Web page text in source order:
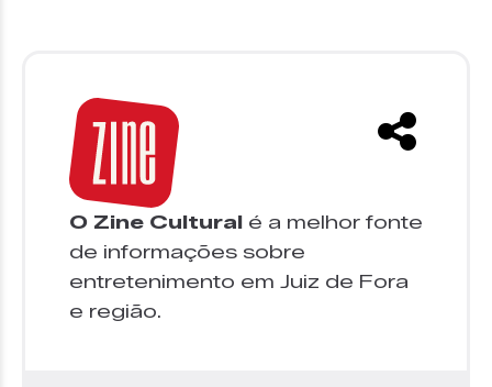
O Zine Cultural é a melhor fonte
de informações sobre
entretenimento em Juiz de Fora
e região.